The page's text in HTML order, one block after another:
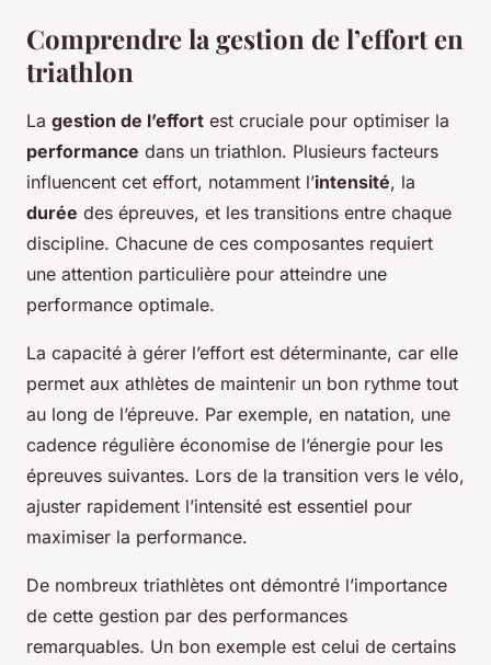
Comprendre la gestion de l’effort en
triathlon
La gestion de l’effort est cruciale pour optimiser la
performance dans un triathlon. Plusieurs facteurs
influencent cet effort, notamment l’intensité, la
durée des épreuves, et les transitions entre chaque
discipline. Chacune de ces composantes requiert
une attention particulière pour atteindre une
performance optimale.
La capacité à gérer l’effort est déterminante, car elle
permet aux athlètes de maintenir un bon rythme tout
au long de l’épreuve. Par exemple, en natation, une
cadence régulière économise de l’énergie pour les
épreuves suivantes. Lors de la transition vers le vélo,
ajuster rapidement l’intensité est essentiel pour
maximiser la performance.
De nombreux triathlètes ont démontré l’importance
de cette gestion par des performances
remarquables. Un bon exemple est celui de certains